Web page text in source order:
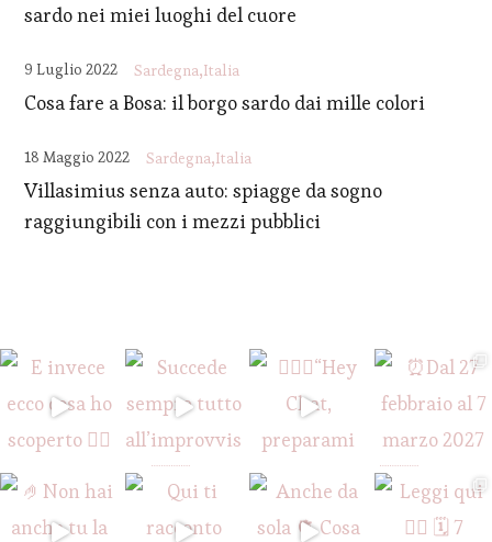
sardo nei miei luoghi del cuore
Sardegna Italia
Cosa fare a Bosa: il borgo sardo dai mille colori
9 Luglio 2022
Sardegna Italia
Villasimius senza auto: spiagge da sogno
raggiungibili con i mezzi pubblici
18 Maggio 2022